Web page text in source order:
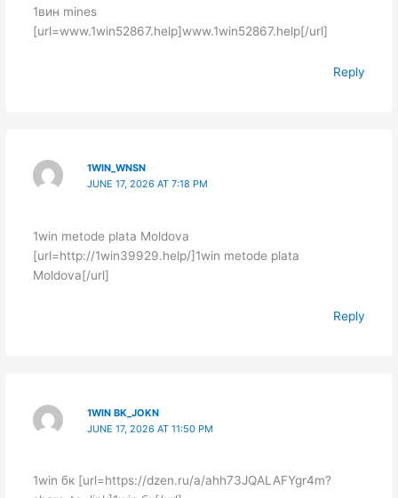
1вин mines
[url=www.1win52867.help]www.1win52867.help[/url]
Reply
1WIN_WNSN
JUNE 17, 2026 AT 7:18 PM
1win metode plata Moldova
[url=http://1win39929.help/]1win metode plata
Moldova[/url]
Reply
1WIN BK_JOKN
JUNE 17, 2026 AT 11:50 PM
1win бк [url=https://dzen.ru/a/ahh73JQALAFYgr4m?